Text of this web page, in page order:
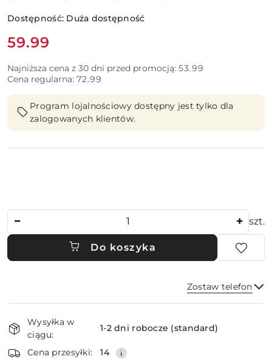
Dostępność: Duża dostępność
Cena:
59.99
Najniższa cena z 30 dni przed promocją: 53.99
Cena regularna: 72.99
Program lojalnościowy dostępny jest tylko dla
zalogowanych klientów.
szt.
Do koszyka
Zostaw telefon
Dostępność
i
dostawa
Wysyłka w
ciągu:
1-2 dni robocze (standard)
Cena przesyłki: 14